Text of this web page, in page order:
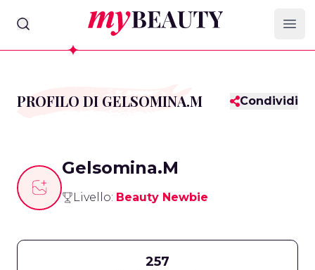
myBeauty
PROFILO DI GELSOMINA.M Condividi
Gelsomina.M
Livello: Beauty Newbie
257